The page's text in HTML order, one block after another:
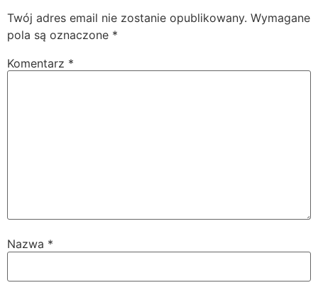
Twój adres email nie zostanie opublikowany. Wymagane
pola są oznaczone *
Komentarz *
Nazwa *